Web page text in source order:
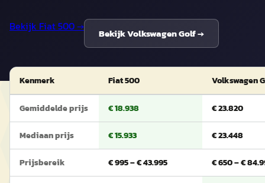
Bekijk Fiat 500→
BekijkVolkswagen Golf→
Kenmerk Fiat 500 Volkswagen
Gemiddelde prijs € 18.938 € 23.820
Mediaan prijs € 15.933 € 23.448
Prijsbereik € 995 – € 43.995 € 650 – €